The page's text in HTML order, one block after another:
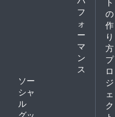
フ
ォ
ー
マ
ン
ス
ソー
シャ
ル
グッ
の
作
り
方
プ
ロ
ジ
ェ
ク